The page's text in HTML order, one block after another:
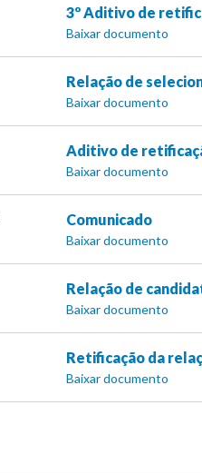
3º Aditivo de
Baixar documento
Relação de
Baixar documento
Aditivo de
Baixar documento
Comunicado
Baixar documento
Relação de
Baixar documento
Retificação da
Baixar documento